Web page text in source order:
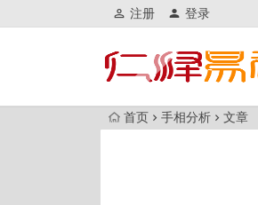
注册 登录
首页 手相分析 文章